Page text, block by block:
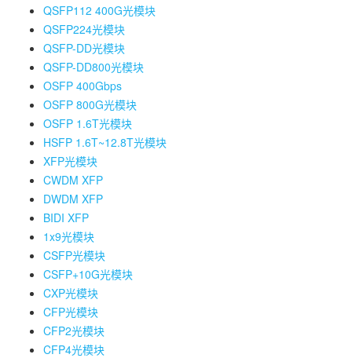
QSFP112 400G光模块
QSFP224光模块
QSFP-DD光模块
QSFP-DD800光模块
OSFP 400Gbps
OSFP 800G光模块
OSFP 1.6T光模块
HSFP 1.6T~12.8T光模块
XFP光模块
CWDM XFP
DWDM XFP
BIDI XFP
1x9光模块
CSFP光模块
CSFP+10G光模块
CXP光模块
CFP光模块
CFP2光模块
CFP4光模块